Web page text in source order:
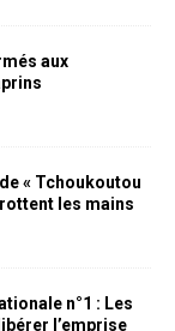
aux
« Tchoukoutou
les mains
n°1 : Les
l’emprise